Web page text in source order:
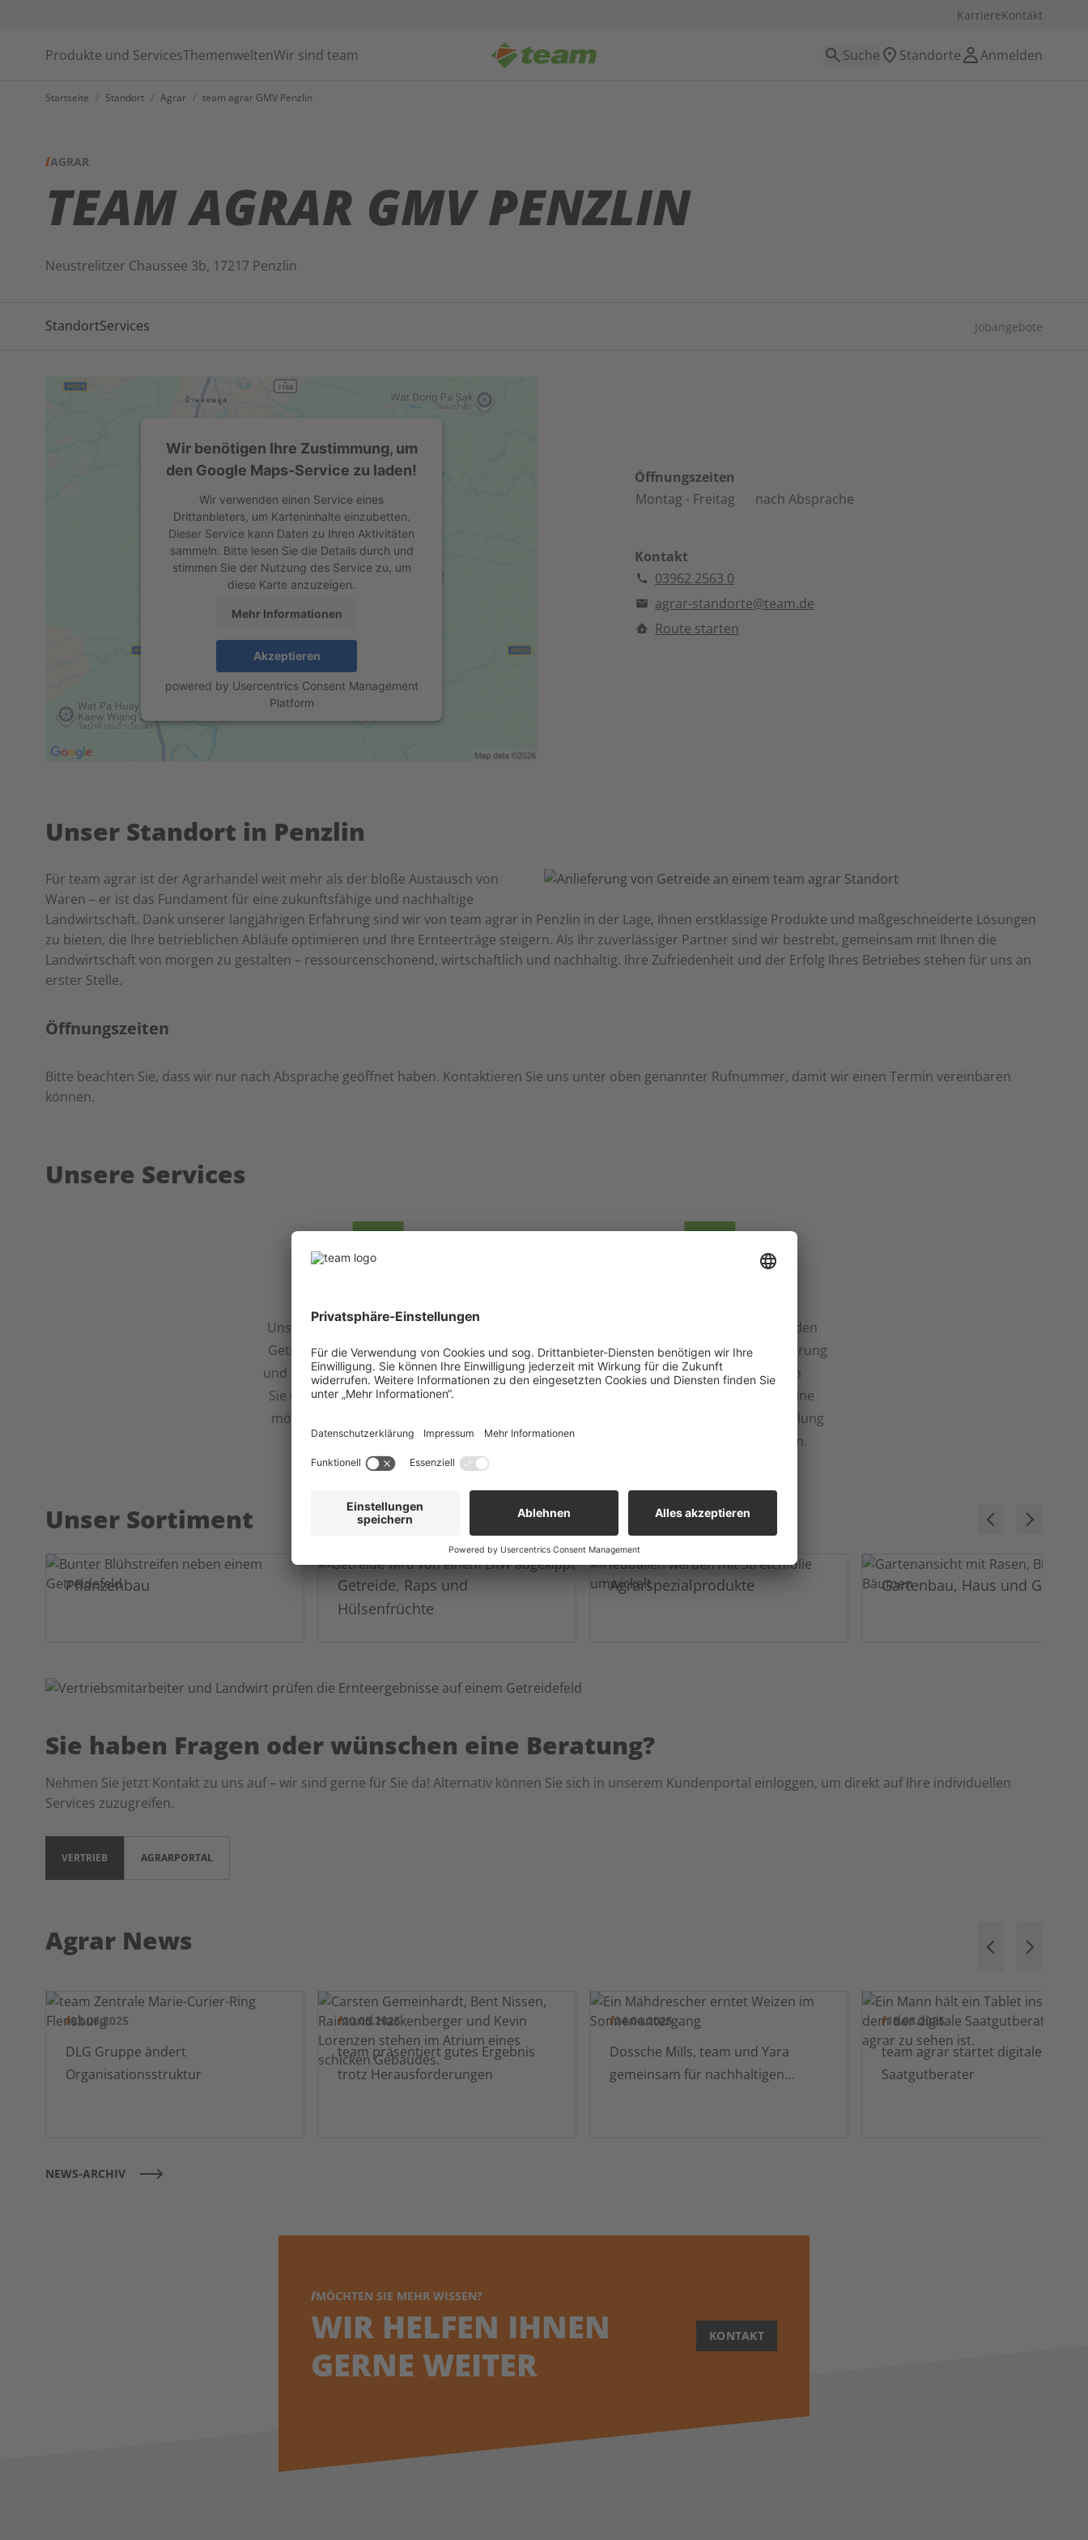
KarriereKontakt
Produkte und ServicesThemenweltenWir sind team Suche Standorte Anmelden
Startseite / Standort / Agrar / team agrar GMV Penzlin
AGRAR
TEAM AGRAR GMV PENZLIN
Neustrelitzer Chaussee 3b, 17217 Penzlin
StandortServices Jobangebote
Wir benötigen Ihre Zustimmung, um
den Google Maps-Service zu laden!
Wir verwenden einen Service eines
Drittanbieters, um Karteninhalte einzubetten.
Dieser Service kann Daten zu Ihren Aktivitäten
sammeln. Bitte lesen Sie die Details durch und
stimmen Sie der Nutzung des Service zu, um
diese Karte anzuzeigen.
Mehr Informationen
Akzeptieren
powered by Usercentrics Consent Management
Platform
Öffnungszeiten
Montag - Freitag nach Absprache
Kontakt
03962 2563 0
agrar-standorte@team.de
Route starten
Unser Standort in Penzlin
Für team agrar ist der Agrarhandel weit mehr als der bloße Austausch von
Waren – er ist das Fundament für eine zukunftsfähige und nachhaltige
Landwirtschaft. Dank unserer langjährigen Erfahrung sind wir von team agrar in Penzlin in der Lage, Ihnen erstklassige Produkte und maßgeschneiderte Lösungen
zu bieten, die Ihre betrieblichen Abläufe optimieren und Ihre Ernteerträge steigern. Als Ihr zuverlässiger Partner sind wir bestrebt, gemeinsam mit Ihnen die
Landwirtschaft von morgen zu gestalten – ressourcenschonend, wirtschaftlich und nachhaltig. Ihre Zufriedenheit und der Erfolg Ihres Betriebes stehen für uns an
erster Stelle.
Öffnungszeiten
Bitte beachten Sie, dass wir nur nach Absprache geöffnet haben. Kontaktieren Sie uns unter oben genannter Rufnummer, damit wir einen Termin vereinbaren
können.
Unsere Services
Unser Service für den Umschlag von
Getreide bietet Ihnen eine effiziente
und reibungslose Abwicklung, egal ob
Sie Getreide anliefern oder abholen
möchten. Vertrauen Sie auf unsere
Kompetenz!
Nutzen Sie unseren Service für den
Umschlag von Dünger! Ob Anlieferung
von Düngemitteln oder deren
Abholung – wir gewährleisten eine
schnelle und zuverlässige Abwicklung
sowie beste Lagerbedingungen.
Unser Sortiment
Pflanzenbau
Getreide, Raps und
Hülsenfrüchte
Agrarspezialprodukte Gartenbau, Haus und Garten
Sie haben Fragen oder wünschen eine Beratung?
Nehmen Sie jetzt Kontakt zu uns auf – wir sind gerne für Sie da! Alternativ können Sie sich in unserem Kundenportal einloggen, um direkt auf Ihre individuellen
Services zuzugreifen.
VERTRIEB AGRARPORTAL
Agrar News
03.06.2025
DLG Gruppe ändert
Organisationsstruktur
20.05.2025
team präsentiert gutes Ergebnis
trotz Herausforderungen
24.04.2025
Dossche MiIls, team und Yara
gemeinsam für nachhaltigen
18.03.2025
team agrar startet digitalen
Saatgutberater
NEWS-ARCHIV
MÖCHTEN SIE MEHR WISSEN?
WIR HELFEN IHNEN
GERNE WEITER
KONTAKT